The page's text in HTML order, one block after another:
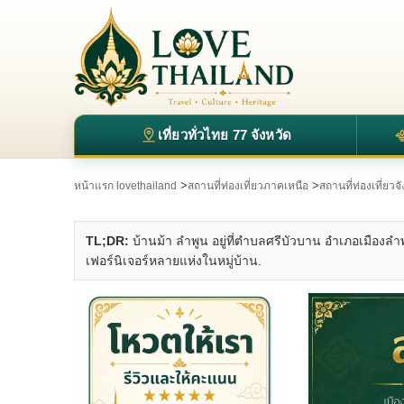
เที่ยวทั่วไทย 77 จังหวัด
หน้าแรก lovethailand >สถานที่ท่องเที่ยวภาคเหนือ >สถานที่ท่องเที่ยว
TL;DR: บ้านม้า ลำพูน อยู่ที่ตำบลศรีบัวบาน อำเภอเมืองล
เฟอร์นิเจอร์หลายแห่งในหมู่บ้าน.